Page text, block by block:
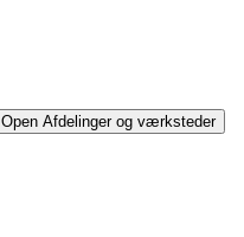
Open Afdelinger og værksteder